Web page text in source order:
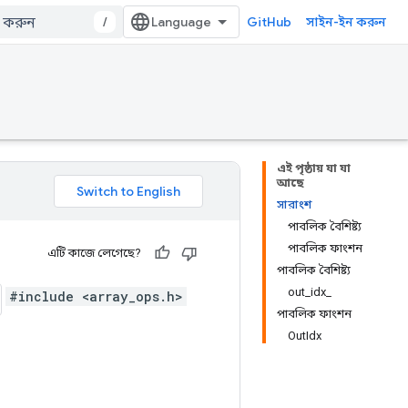
/ GitHub সাইন-ইন করুন
এই পৃষ্ঠায় যা যা
আছে
সারাংশ
পাবলিক বৈশিষ্ট্য
পাবলিক ফাংশন
পাবলিক বৈশিষ্ট্য
out_idx_
পাবলিক ফাংশন
OutIdx
এটি কাজে লেগেছে?
#include <array_ops.h>